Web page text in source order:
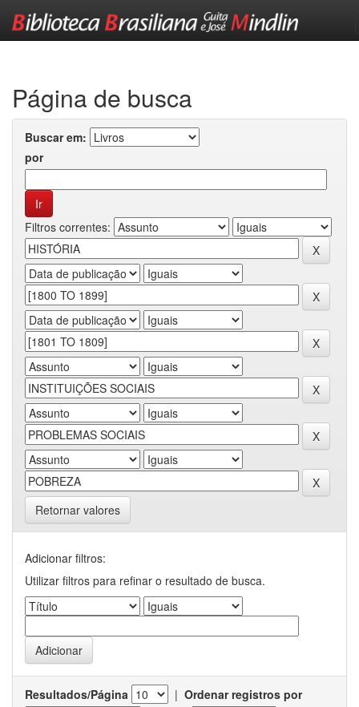
Página de busca
Buscar em:
por
Filtros correntes:
Retornar valores
Adicionar filtros:
Utilizar filtros para refinar o resultado de busca.
Resultados/Página | Ordenar registros por